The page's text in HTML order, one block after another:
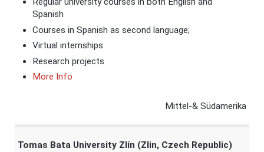
Spanish
Courses in Spanish as second language;
Virtual internships
Research projects
More Info
Mittel-& Südamerika
Tomas Bata University Zlín (Zlin, Czech Republic)